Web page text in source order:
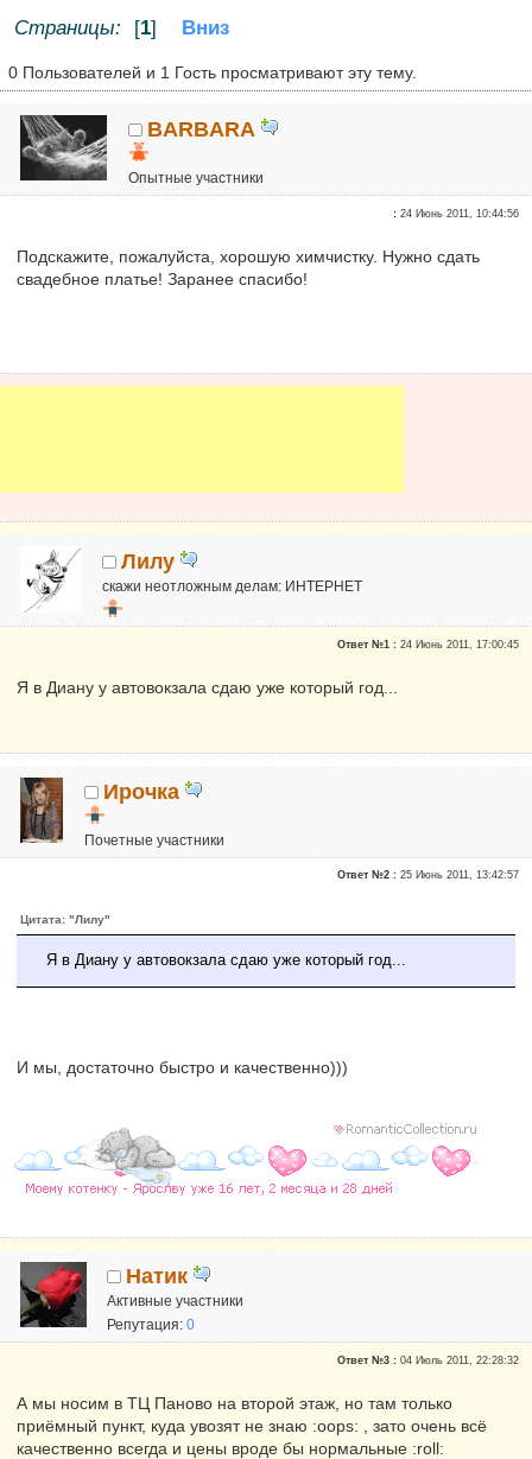
Страницы:
[1] Вниз
0 Пользователей и 1 Гость просматривают эту тему.
BARBARA
Опытные участники
:24 Июнь 2011, 10:44:56
Подскажите, пожалуйста, хорошую химчистку. Нужно сдать
свадебное платье! Заранее спасибо!
Лилу
скажи неотложным делам: ИНТЕРНЕТ
Ответ №1 :24 Июнь 2011, 17:00:45
Я в Диану у автовокзала сдаю уже который год...
Ирочка
Почетные участники
Ответ №2 :25 Июнь 2011, 13:42:57
Цитата: "Лилу"
Я в Диану у автовокзала сдаю уже который год...
И мы, достаточно быстро и качественно)))
Натик
Активные участники
Репутация:0
Ответ №3 :04 Июль 2011, 22:28:32
А мы носим в ТЦ Паново на второй этаж, но там только
приёмный пункт, куда увозят не знаю :oops: , зато очень всё
качественно всегда и цены вроде бы нормальные :roll: